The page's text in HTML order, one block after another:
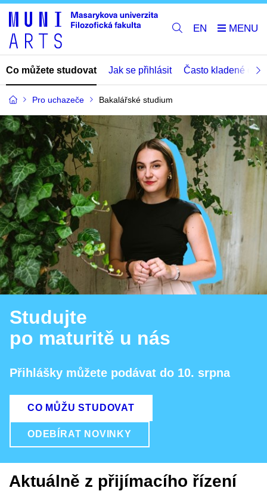
EN
Co můžete studovat Jak se přihlásit Často kladené
Pro uchazeče Bakalářské studium
Studujte
po maturitě u nás
Přihlášky můžete podávat do 10. srpna
CO MŮŽU STUDOVAT
ODEBÍRAT NOVINKY
Aktuálně z přijímacího řízení